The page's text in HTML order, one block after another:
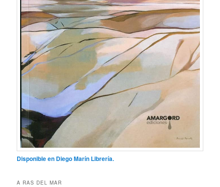
Disponible en Diego Marín Librería.
A RAS DEL MAR